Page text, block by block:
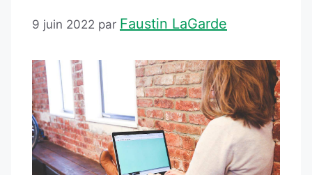
9 juin 2022 par Faustin LaGarde